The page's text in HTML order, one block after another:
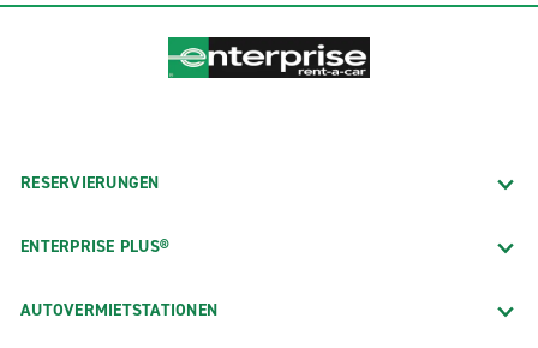
RESERVIERUNGEN
ENTERPRISE PLUS®
AUTOVERMIETSTATIONEN